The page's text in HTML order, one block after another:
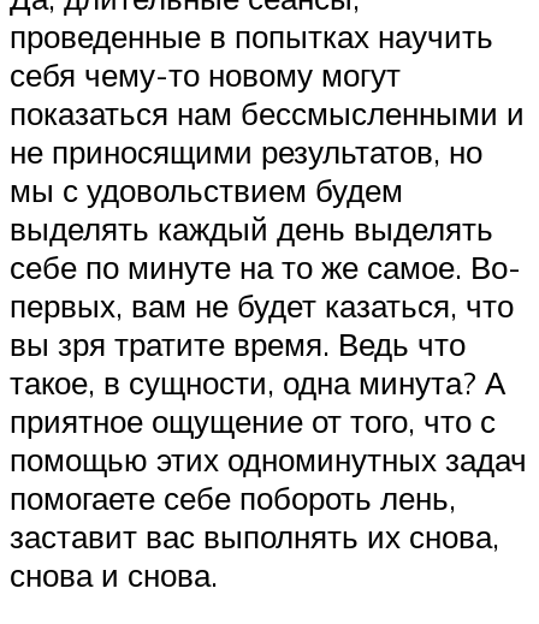
проведенные в попытках научить
себя чему-то новому могут
показаться нам бессмысленными и
не приносящими результатов, но
мы с удовольствием будем
выделять каждый день выделять
себе по минуте на то же самое. Во-
первых, вам не будет казаться, что
вы зря тратите время. Ведь что
такое, в сущности, одна минута? А
приятное ощущение от того, что с
помощью этих одноминутных задач
помогаете себе побороть лень,
заставит вас выполнять их снова,
снова и снова.